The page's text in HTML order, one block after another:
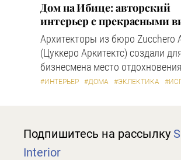
Дом на Ибице: авторский
интерьер с прекрасными
Архитекторы из бюро Zucchero
(Цуккеро Аркитектс) создали
бизнесмена место
#ИНТЕРЬЕР #ДОМА #ЭКЛЕКТИКА
Подпишитесь на рассылку
Interior